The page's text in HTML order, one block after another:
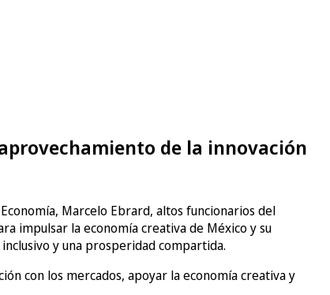
de la innovación
Marcelo Ebrard, altos funcionarios del
impulsar la economía creativa de México y su
y una prosperidad compartida.
con los mercados, apoyar la economía creativa y